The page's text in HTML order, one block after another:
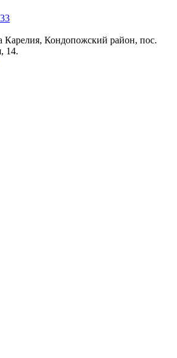
Карелия, Кондопожский район, пос.
14.